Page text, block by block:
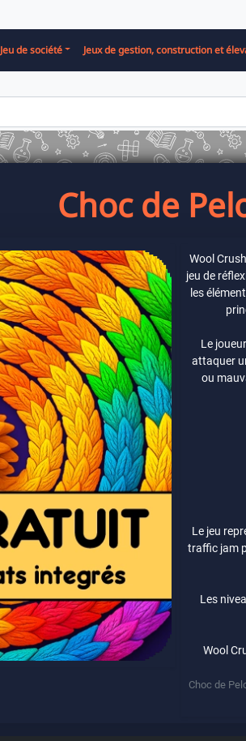
Jeu de société Jeux de gestion, construction et
Choc de
Wool
jeu de
les
Le
attaquer
ou
Le jeu
traffic jam
Les
Wool
Choc de